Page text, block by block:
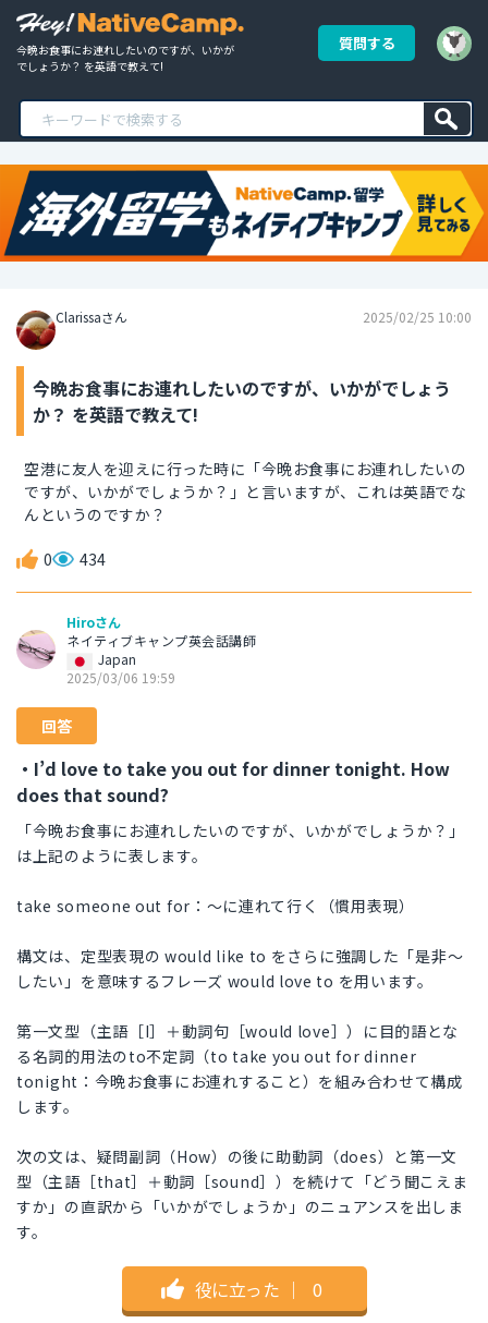
今晩お食事にお連れしたいのですが、いかが
でしょうか？ を英語で教えて!
質問する
Clarissaさん 2025/02/25 10:00
今晩お食事にお連れしたいのですが、いかがでしょう
か？ を英語で教えて!
空港に友人を迎えに行った時に「今晩お食事にお連れしたいの
ですが、いかがでしょうか？」と言いますが、これは英語でな
んというのですか？
0 434
Hiroさん
ネイティブキャンプ英会話講師
Japan
2025/03/06 19:59
回答
・I’d love to take you out for dinner tonight. How
does that sound?
「今晩お食事にお連れしたいのですが、いかがでしょうか？」
は上記のように表します。
take someone out for：～に連れて行く（慣用表現）
構文は、定型表現の would like to をさらに強調した「是非～
したい」を意味するフレーズ would love to を用います。
第一文型（主語［I］＋動詞句［would love］）に目的語とな
る名詞的用法のto不定詞（to take you out for dinner
tonight：今晩お食事にお連れすること）を組み合わせて構成
します。
次の文は、疑問副詞（How）の後に助動詞（does）と第一文
型（主語［that］＋動詞［sound］）を続けて「どう聞こえま
すか」の直訳から「いかがでしょうか」のニュアンスを出しま
す。
役に立った ｜ 0